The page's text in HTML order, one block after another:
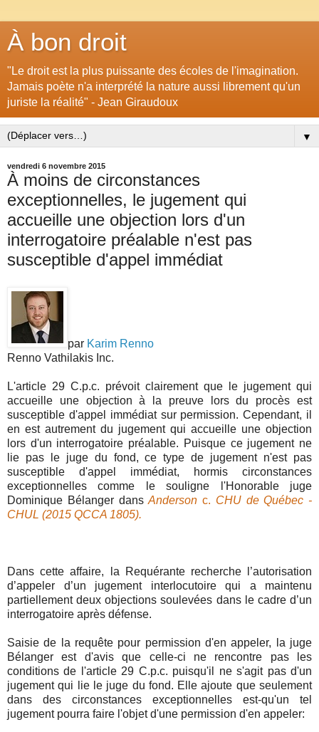
À bon droit
"Le droit est la plus puissante des écoles de l'imagination.
Jamais poète n'a interprété la nature aussi librement qu'un
juriste la réalité" - Jean Giraudoux
▼
vendredi 6 novembre 2015
À moins de circonstances
exceptionnelles, le jugement qui
accueille une objection lors d'un
interrogatoire préalable n'est pas
susceptible d'appel immédiat
par Karim Renno
Renno Vathilakis Inc.
L'article 29 C.p.c. prévoit clairement que le jugement qui
accueille une objection à la preuve lors du procès est
susceptible d'appel immédiat sur permission. Cependant, il
en est autrement du jugement qui accueille une objection
lors d'un interrogatoire préalable. Puisque ce jugement ne
lie pas le juge du fond, ce type de jugement n'est pas
susceptible d'appel immédiat, hormis circonstances
exceptionnelles comme le souligne l'Honorable juge
Dominique Bélanger dansAnderson c. CHU de Québec -
CHUL (2015 QCCA 1805).
Dans cette affaire, la Requérante recherche l’autorisation
d’appeler d’un jugement interlocutoire qui a maintenu
partiellement deux objections soulevées dans le cadre d’un
interrogatoire après défense.
Saisie de la requête pour permission d'en appeler, la juge
Bélanger est d'avis que celle-ci ne rencontre pas les
conditions de l'article 29 C.p.c. puisqu'il ne s'agit pas d'un
jugement qui lie le juge du fond. Elle ajoute que seulement
dans des circonstances exceptionnelles est-qu'un tel
jugement pourra faire l'objet d'une permission d'en appeler: